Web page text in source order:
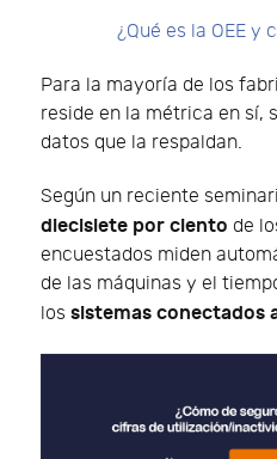
¿Qué es la OEE y
Para la mayoría de los
reside en la métrica en sí,
datos que la respaldan.
Según un reciente
diecisiete por ciento de
encuestados miden
de las máquinas y el
los sistemas conectados